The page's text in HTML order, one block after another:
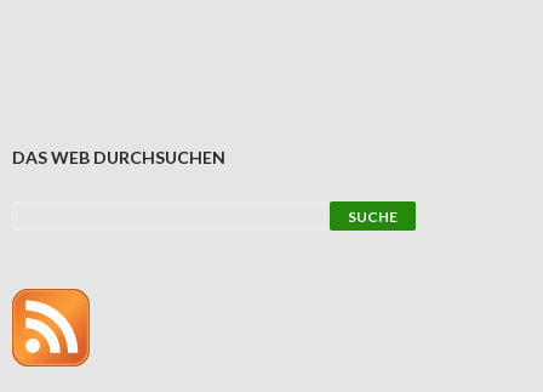
DAS WEB DURCHSUCHEN